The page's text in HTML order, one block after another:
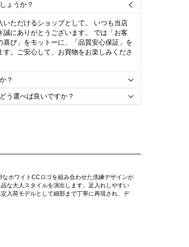
ょうか？ 
いただけるショップとして。 いつも当店
誠にありがとうございます。 では「お客
喜び」をモットーに、「品質安心保証」を
す。ご安心して、お買物をお楽しみくださ
？ 
う選べば良いですか？ 
ホワイトCCロゴを組み合わせた洗練デザインが
な大人スタイルを演出します。足入れしやすい
入荷モデルとして細部まで丁寧に再現され、デ